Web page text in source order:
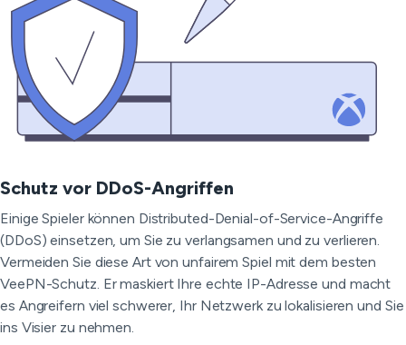
Schutz vor DDoS-Angriffen
Einige Spieler können Distributed-Denial-of-Service-Angriffe
(DDoS) einsetzen, um Sie zu verlangsamen und zu verlieren.
Vermeiden Sie diese Art von unfairem Spiel mit dem besten
VeePN-Schutz. Er maskiert Ihre echte IP-Adresse und macht
es Angreifern viel schwerer, Ihr Netzwerk zu lokalisieren und Sie
ins Visier zu nehmen.